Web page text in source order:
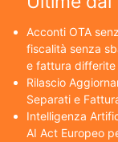
Acconti OTA
fiscalità senza
e fattura differite
Rilascio
Separati e
Intelligenza
AI Act Europeo